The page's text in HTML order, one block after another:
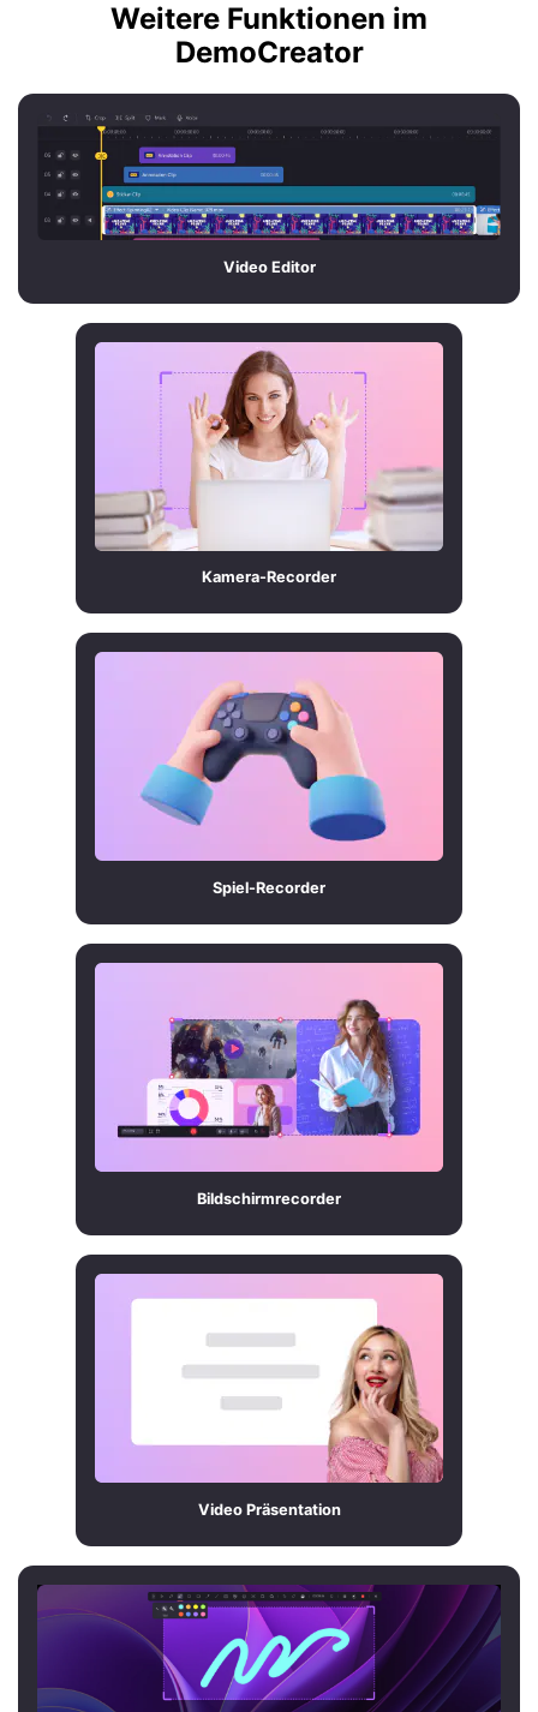
Weitere Funktionen im
DemoCreator
Video Editor
Kamera-Recorder
Spiel-Recorder
Bildschirmrecorder
Video Präsentation